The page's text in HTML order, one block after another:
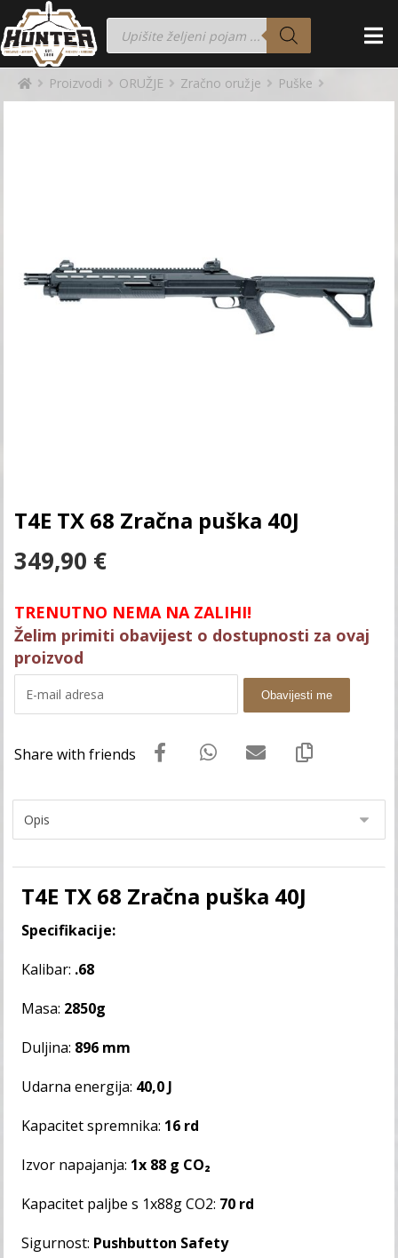
Proizvodi ORUŽJE Zračno oružje Puške
T4E TX 68 Zračna puška 40J
349,90 €
TRENUTNO NEMA NA ZALIHI!
Želim primiti obavijest o dostupnosti za ovaj
proizvod
Obavijesti me
T4E TX 68 Zračna puška 40J
Specifikacije:
Kalibar: .68
Masa: 2850g
Duljina: 896 mm
Udarna energija: 40,0 J
Kapacitet spremnika: 16 rd
Izvor napajanja: 1x 88 g CO₂
Kapacitet paljbe s 1x88g CO2: 70 rd
Sigurnost: Pushbutton Safety